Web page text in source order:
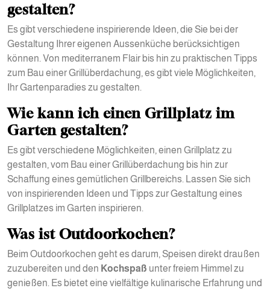
gestalten?
Es gibt verschiedene inspirierende Ideen, die Sie bei der
Gestaltung Ihrer eigenen Aussenküche berücksichtigen
können. Von mediterranem Flair bis hin zu praktischen Tipps
zum Bau einer Grillüberdachung, es gibt viele Möglichkeiten,
Ihr Gartenparadies zu gestalten.
Wie kann ich einen Grillplatz im
Garten gestalten?
Es gibt verschiedene Möglichkeiten, einen Grillplatz zu
gestalten, vom Bau einer Grillüberdachung bis hin zur
Schaffung eines gemütlichen Grillbereichs. Lassen Sie sich
von inspirierenden Ideen und Tipps zur Gestaltung eines
Grillplatzes im Garten inspirieren.
Was ist Outdoorkochen?
Beim Outdoorkochen geht es darum, Speisen direkt draußen
zuzubereiten und den Kochspaß unter freiem Himmel zu
genießen. Es bietet eine vielfältige kulinarische Erfahrung und